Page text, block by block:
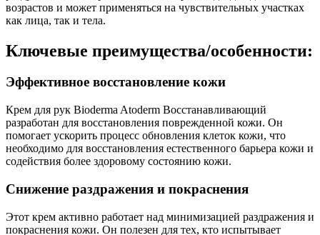
возрастов и может применяться на чувствительных участках
как лица, так и тела.
Ключевые преимущества/особенности:
Эффективное восстановление кожи
Крем для рук Bioderma Atoderm Восстанавливающий
разработан для восстановления поврежденной кожи. Он
помогает ускорить процесс обновления клеток кожи, что
необходимо для восстановления естественного барьера кожи и
содействия более здоровому состоянию кожи.
Снижение раздражения и покраснения
Этот крем активно работает над минимизацией раздражения и
покраснения кожи. Он полезен для тех, кто испытывает